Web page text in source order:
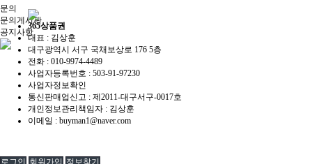
문의
문의게시판
공지사항
365상품권
대표 : 김상훈
대구광역시 서구 국채보상로 176 5층
전화 : 010-9974-4489
사업자등록번호 : 503-91-97230
사업자정보확인
통신판매업신고 : 제2011-대구서구-0017호
개인정보관리책임자 : 김상훈
이메일 : buyman1@naver.com
로그인 회원가입 정보찾기